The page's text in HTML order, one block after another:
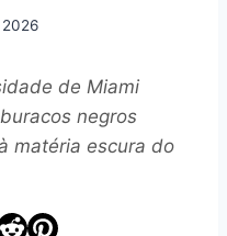
2026
de Miami
negros
matéria escura do